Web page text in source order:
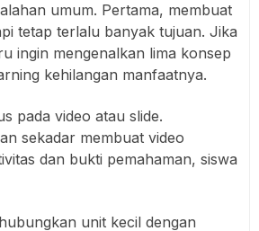
umum. Pertama, membuat
tetap terlalu banyak tujuan. Jika
ingin mengenalkan lima konsep
kehilangan manfaatnya.
pada video atau slide.
sekadar membuat video
dan bukti pemahaman, siswa
unit kecil dengan